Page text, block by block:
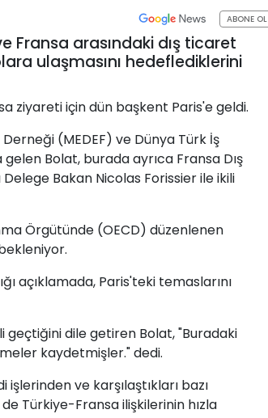
ABONE OL
Fransa arasındaki dış ticaret
ulaşmasını hedeflediklerini
ziyareti için dün başkent Paris'e geldi.
(MEDEF) ve Dünya Türk İş
Bolat, burada ayrıca Fransa Dış
Bakan Nicolas Forissier ile ikili
Örgütünde (OECD) düzenlenen
açıklamada, Paris'teki temaslarını
geçtiğini dile getiren Bolat, "Buradaki
kaydetmişler." dedi.
işlerinden ve karşılaştıkları bazı
Türkiye-Fransa ilişkilerinin hızla